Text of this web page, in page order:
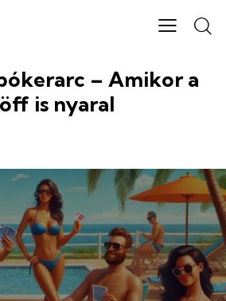
– Amikor a
is nyaral